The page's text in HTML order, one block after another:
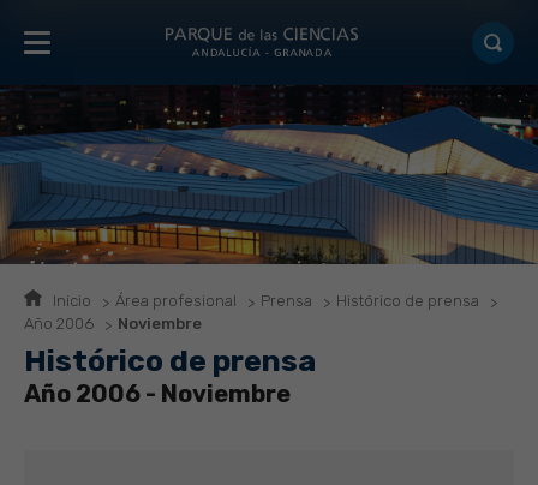
Inicio Área profesional Prensa
Histórico de prensa
Año 2006
Noviembre
Histórico de prensa
Año 2006 - Noviembre